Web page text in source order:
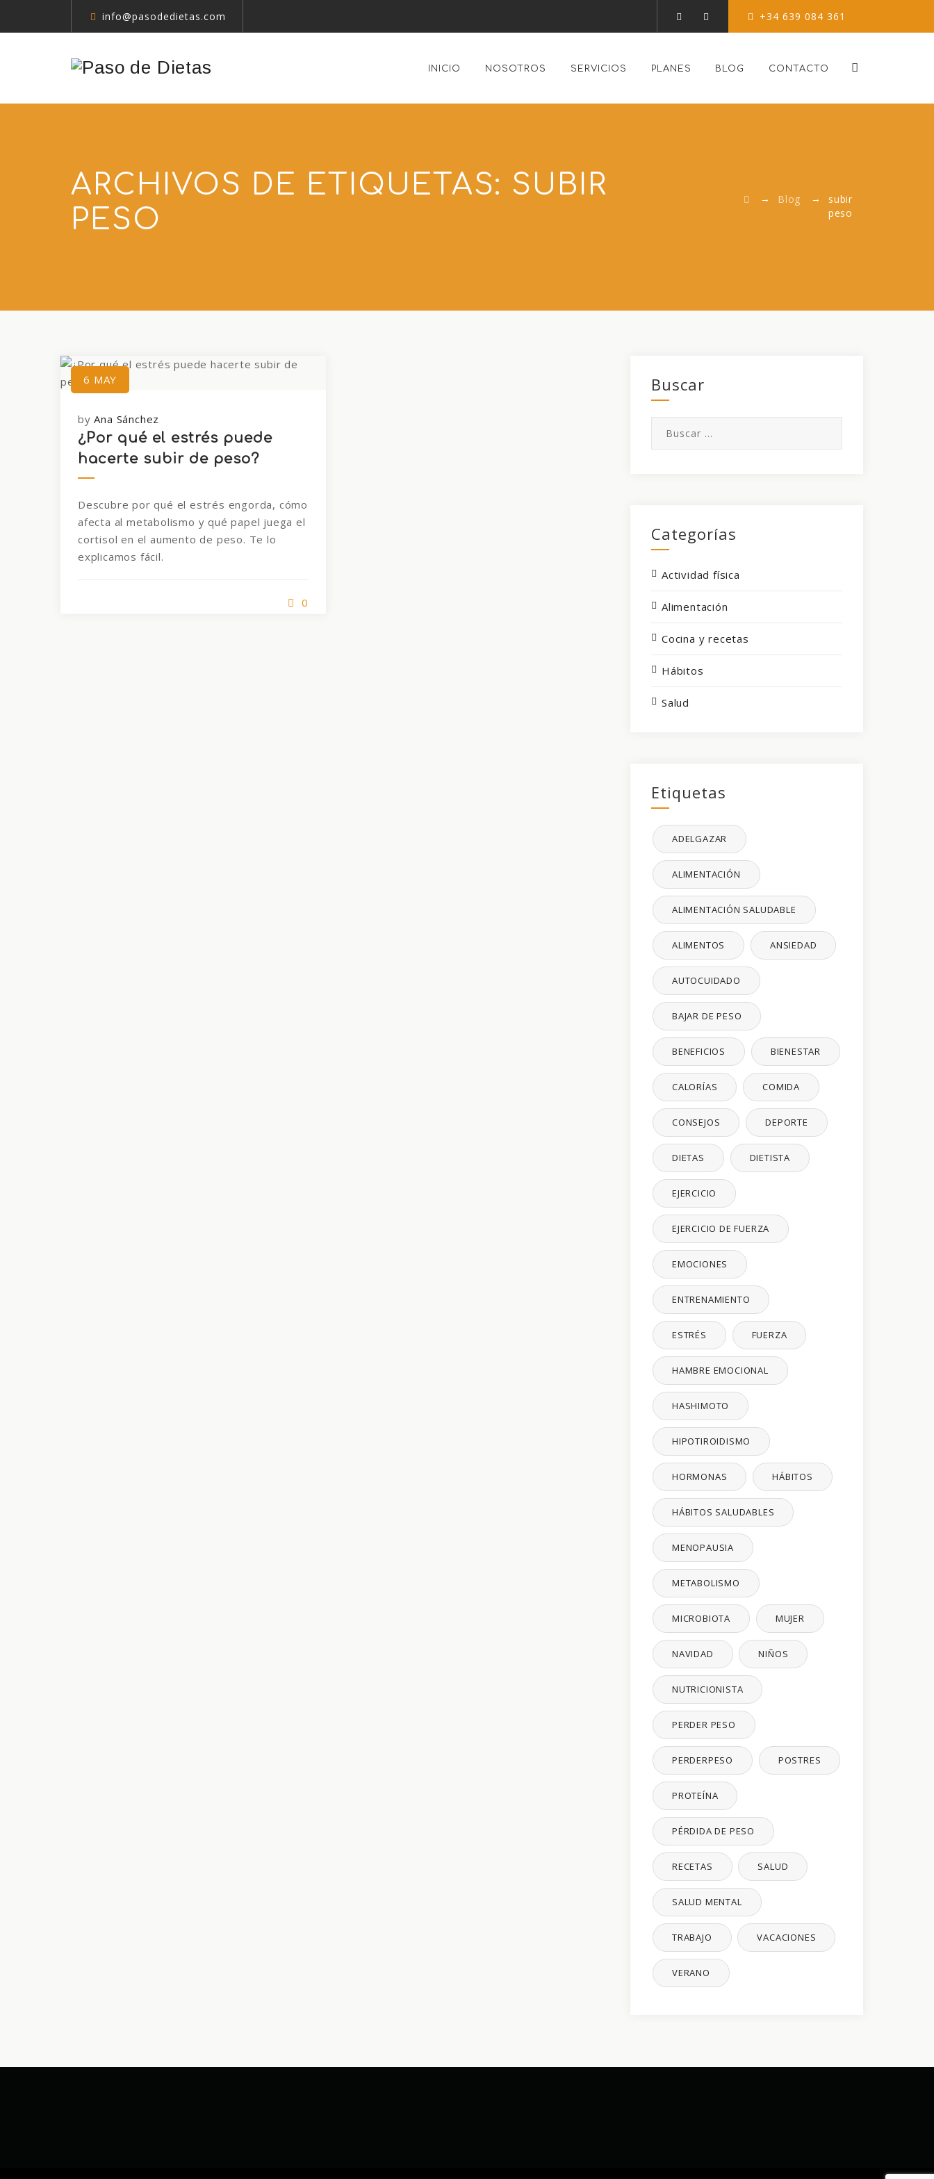
info@pasodedietas.com +34 639 084 361
INICIO NOSOTROS SERVICIOS PLANES BLOG CONTACTO
ARCHIVOS DE ETIQUETAS: SUBIR
PESO
→ Blog →
subir
peso
6 MAY
byAna Sánchez
¿Por qué el estrés puede
hacerte subir de peso?
Descubre por qué el estrés engorda, cómo
afecta al metabolismo y qué papel juega el
cortisol en el aumento de peso. Te lo
explicamos fácil.
0
Buscar
Categorías
Actividad física
Alimentación
Cocina y recetas
Hábitos
Salud
Etiquetas
ADELGAZAR
ALIMENTACIÓN
ALIMENTACIÓN SALUDABLE
ALIMENTOS ANSIEDAD
AUTOCUIDADO
BAJAR DE PESO
BENEFICIOS BIENESTAR
CALORÍAS COMIDA
CONSEJOS DEPORTE
DIETAS DIETISTA
EJERCICIO
EJERCICIO DE FUERZA
EMOCIONES
ENTRENAMIENTO
ESTRÉS FUERZA
HAMBRE EMOCIONAL
HASHIMOTO
HIPOTIROIDISMO
HORMONAS HÁBITOS
HÁBITOS SALUDABLES
MENOPAUSIA
METABOLISMO
MICROBIOTA MUJER
NAVIDAD NIÑOS
NUTRICIONISTA
PERDER PESO
PERDERPESO POSTRES
PROTEÍNA
PÉRDIDA DE PESO
RECETAS SALUD
SALUD MENTAL
TRABAJO VACACIONES
VERANO